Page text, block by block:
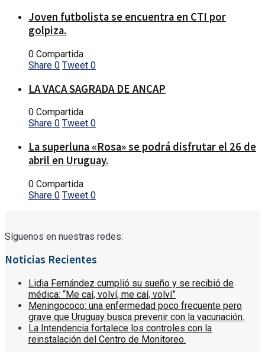
Joven futbolista se encuentra en CTI por
golpiza.
0 Compartida
Share 0 Tweet 0
LA VACA SAGRADA DE ANCAP
0 Compartida
Share 0 Tweet 0
La superluna «Rosa» se podrá disfrutar el 26 de
abril en Uruguay.
0 Compartida
Share 0 Tweet 0
Síguenos en nuestras redes:
Noticias Recientes
Lidia Fernández cumplió su sueño y se recibió de
médica: “Me caí, volví, me caí, volví”
Meningococo: una enfermedad poco frecuente pero
grave que Uruguay busca prevenir con la vacunación.
La Intendencia fortalece los controles con la
reinstalación del Centro de Monitoreo.